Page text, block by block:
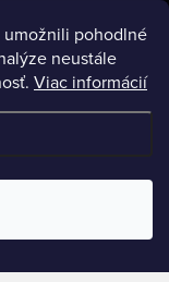
umožnili pohodlné
neustále
Viac informácií